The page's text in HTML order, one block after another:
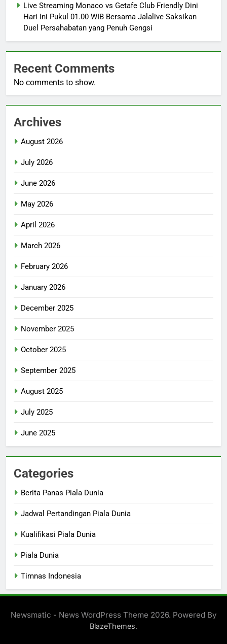
Live Streaming Monaco vs Getafe Club Friendly Dini
Hari Ini Pukul 01.00 WIB Bersama Jalalive Saksikan
Duel Persahabatan yang Penuh Gengsi
Recent Comments
No comments to show.
Archives
August 2026
July 2026
June 2026
May 2026
April 2026
March 2026
February 2026
January 2026
December 2025
November 2025
October 2025
September 2025
August 2025
July 2025
June 2025
Categories
Berita Panas Piala Dunia
Jadwal Pertandingan Piala Dunia
Kualifikasi Piala Dunia
Piala Dunia
Timnas Indonesia
Newsmatic - News WordPress Theme 2026. Powered By
BlazeThemes.